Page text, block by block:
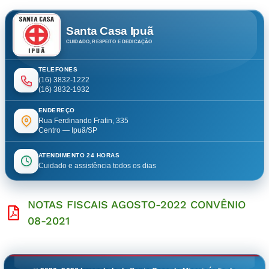
Santa Casa Ipuã
CUIDADO, RESPEITO E DEDICAÇÃO
TELEFONES
(16) 3832-1222
(16) 3832-1932
ENDEREÇO
Rua Ferdinando Fratin, 335
Centro — Ipuã/SP
ATENDIMENTO 24 HORAS
Cuidado e assistência todos os dias
NOTAS FISCAIS AGOSTO-2022 CONVÊNIO
08-2021